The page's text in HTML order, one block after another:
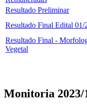
Resultado Preliminar
Resultado Final Edital 01/
Resultado Final -
Vegetal
Monitoria